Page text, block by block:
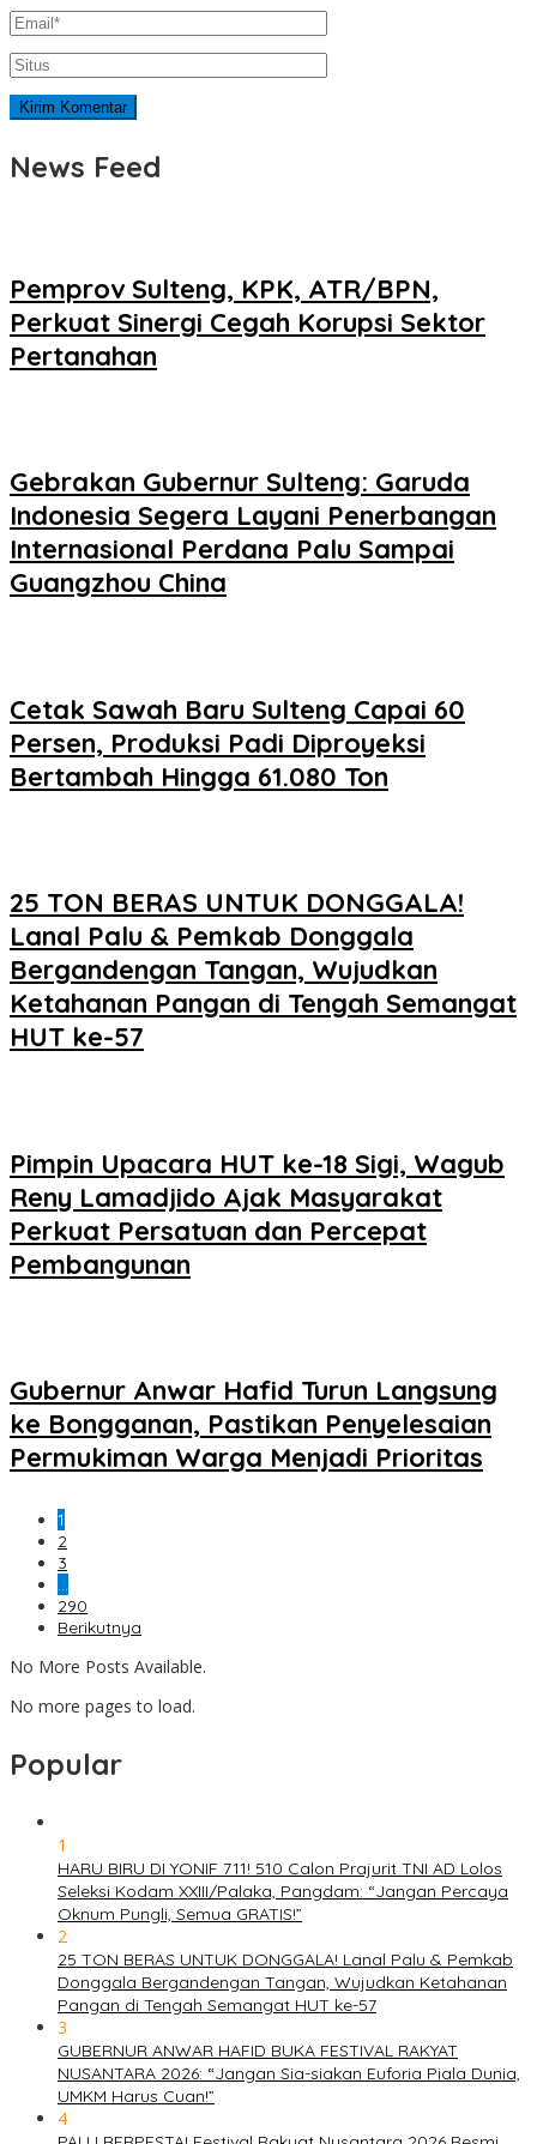
News Feed
Pemprov Sulteng, KPK, ATR/BPN,
Perkuat Sinergi Cegah Korupsi Sektor
Pertanahan
Gebrakan Gubernur Sulteng: Garuda
Indonesia Segera Layani Penerbangan
Internasional Perdana Palu Sampai
Guangzhou China
Cetak Sawah Baru Sulteng Capai 60
Persen, Produksi Padi Diproyeksi
Bertambah Hingga 61.080 Ton
25 TON BERAS UNTUK DONGGALA!
Lanal Palu & Pemkab Donggala
Bergandengan Tangan, Wujudkan
Ketahanan Pangan di Tengah Semangat
HUT ke-57
Pimpin Upacara HUT ke-18 Sigi, Wagub
Reny Lamadjido Ajak Masyarakat
Perkuat Persatuan dan Percepat
Pembangunan
Gubernur Anwar Hafid Turun Langsung
ke Bongganan, Pastikan Penyelesaian
Permukiman Warga Menjadi Prioritas
1
2
3
…
290
Berikutnya
No More Posts Available.
No more pages to load.
Popular
1
HARU BIRU DI YONIF 711! 510 Calon Prajurit TNI AD Lolos
Seleksi Kodam XXIII/Palaka, Pangdam: “Jangan Percaya
Oknum Pungli, Semua GRATIS!”
2
25 TON BERAS UNTUK DONGGALA! Lanal Palu & Pemkab
Donggala Bergandengan Tangan, Wujudkan Ketahanan
Pangan di Tengah Semangat HUT ke-57
3
GUBERNUR ANWAR HAFID BUKA FESTIVAL RAKYAT
NUSANTARA 2026: “Jangan Sia-siakan Euforia Piala Dunia,
UMKM Harus Cuan!”
4